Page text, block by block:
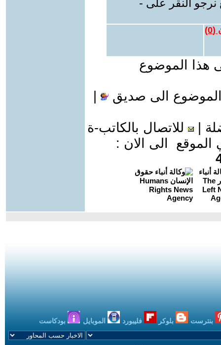
نرجو النقر على -
(
0
)
هذا الموضوع
الى صديق
للاتصال بالكاتب-ة
الى الان :
بنترست بلوكر فليبورد الموبايل بودكاست